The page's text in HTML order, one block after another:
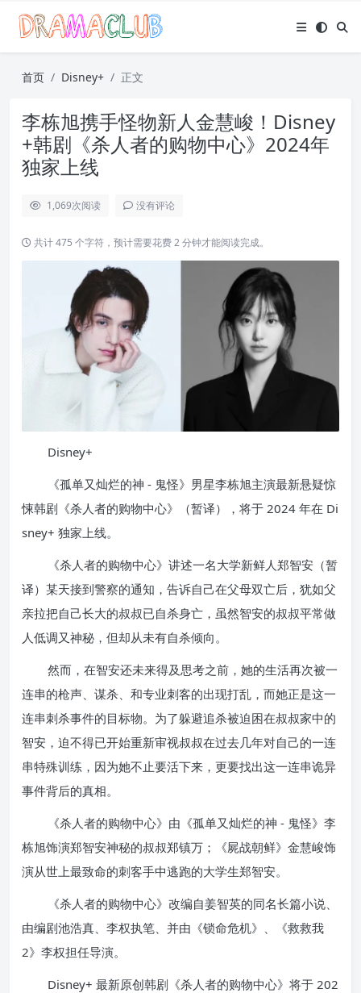
首页 Disney+ 正文
李栋旭携手怪物新人金慧峻！Disney
+韩剧《杀人者的购物中心》2024年
独家上线
1,069次阅读 没有评论
共计 475 个字符，预计需要花费 2 分钟才能阅读完成。
Disney+
《孤单又灿烂的神 - 鬼怪》男星李栋旭主演最新悬疑惊
悚韩剧《杀人者的购物中心》（暂译），将于 2024 年在 Di
sney+ 独家上线。
《杀人者的购物中心》讲述一名大学新鲜人郑智安（暂
译）某天接到警察的通知，告诉自己在父母双亡后，犹如父
亲拉把自己长大的叔叔已自杀身亡，虽然智安的叔叔平常做
人低调又神秘，但却从未有自杀倾向。
然而，在智安还未来得及思考之前，她的生活再次被一
连串的枪声、谋杀、和专业刺客的出现打乱，而她正是这一
连串刺杀事件的目标物。为了躲避追杀被迫困在叔叔家中的
智安，迫不得已开始重新审视叔叔在过去几年对自己的一连
串特殊训练，因为她不止要活下来，更要找出这一连串诡异
事件背后的真相。
《杀人者的购物中心》由《孤单又灿烂的神 - 鬼怪》李
栋旭饰演郑智安神秘的叔叔郑镇万；《屍战朝鲜》金慧峻饰
演从世上最致命的刺客手中逃跑的大学生郑智安。
《杀人者的购物中心》改编自姜智英的同名长篇小说、
由编剧池浩真、李权执笔、并由《锁命危机》、《救救我
2》李权担任导演。
Disney+ 最新原创韩剧《杀人者的购物中心》将于 202